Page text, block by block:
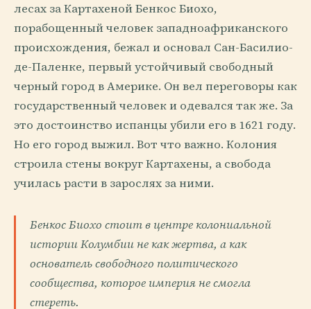
лесах за Картахеной Бенкос Биохо,
порабощенный человек западноафриканского
происхождения, бежал и основал Сан-Басилио-
де-Паленке, первый устойчивый свободный
черный город в Америке. Он вел переговоры как
государственный человек и одевался так же. За
это достоинство испанцы убили его в 1621 году.
Но его город выжил. Вот что важно. Колония
строила стены вокруг Картахены, а свобода
училась расти в зарослях за ними.
Бенкос Биохо стоит в центре колониальной
истории Колумбии не как жертва, а как
основатель свободного политического
сообщества, которое империя не смогла
стереть.